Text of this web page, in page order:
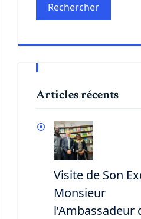
Rechercher
Articles récents
Visite de Son
Monsieur
l’Ambassadeur